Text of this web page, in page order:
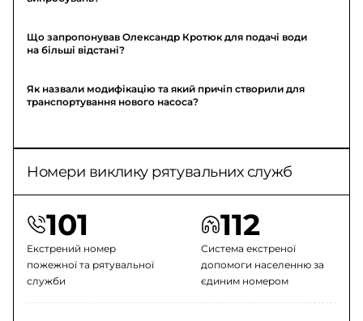
Що запропонував Олександр Кротюк для подачі води
на більші відстані?
Як назвали модифікацію та який причіп створили для
транспортування нового насоса?
Номери виклику рятувальних служб
101
Екстрений номер
пожежної та рятувальної
служби
112
Система екстреної
допомоги населенню за
єдиним номером